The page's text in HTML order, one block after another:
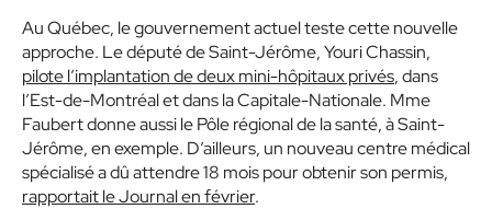
Au Québec, le gouvernement actuel teste cette nouvelle
approche. Le député de Saint-Jérôme, Youri Chassin,
pilote l’implantation de deux mini-hôpitaux privés, dans
l’Est-de-Montréal et dans la Capitale-Nationale. Mme
Faubert donne aussi le Pôle régional de la santé, à Saint-
Jérôme, en exemple. D’ailleurs, un nouveau centre médical
spécialisé a dû attendre 18 mois pour obtenir son permis,
rapportait le Journal en février.